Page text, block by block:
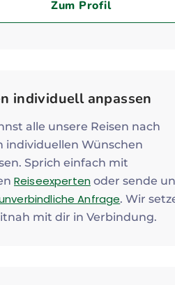
Zum Profil
individuell anpassen
alle unsere Reisen nach
individuellen Wünschen
Sprich einfach mit
Reiseexpertenoder sende
Anfrage. Wir
mit dir in Verbindung.